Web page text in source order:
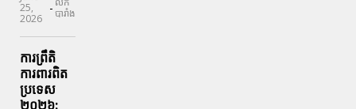
25,
2026
-បារាំង
ការព្រឹតិ
ការពារ​ពិត
ប្រទេស
២០២៦: